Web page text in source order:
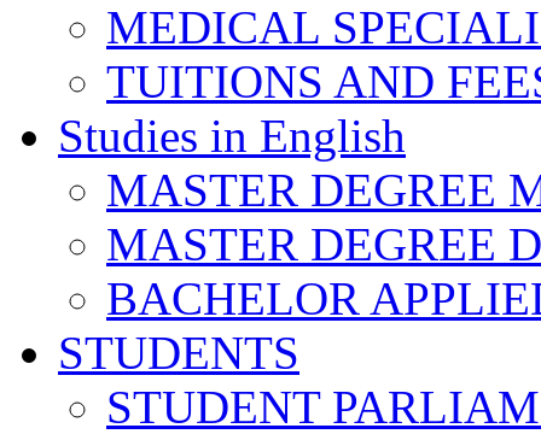
MEDICAL
TUITIONS AND
Studies in English
MASTER DEGREE
MASTER DEGREE
BACHELOR
STUDENTS
STUDENT